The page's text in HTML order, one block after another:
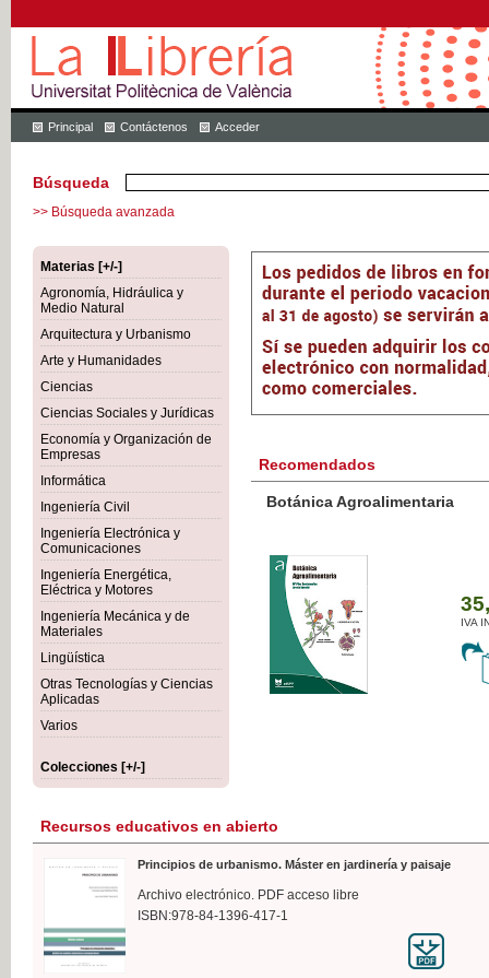
Principal Contáctenos Acceder
Búsqueda
>> Búsqueda avanzada
Materias [+/-]
Agronomía, Hidráulica y
Medio Natural
Arquitectura y Urbanismo
Arte y Humanidades
Ciencias
Ciencias Sociales y Jurídicas
Economía y Organización de
Empresas
Informática
Ingeniería Civil
Ingeniería Electrónica y
Comunicaciones
Ingeniería Energética,
Eléctrica y Motores
Ingeniería Mecánica y de
Materiales
Lingüística
Otras Tecnologías y Ciencias
Aplicadas
Varios
Colecciones [+/-]
Recomendados
Botánica Agroalimentaria
IVA
Recursos educativos en abierto
Principios de urbanismo. Máster en jardinería y paisaje
Archivo electrónico. PDF acceso libre
ISBN:978-84-1396-417-1